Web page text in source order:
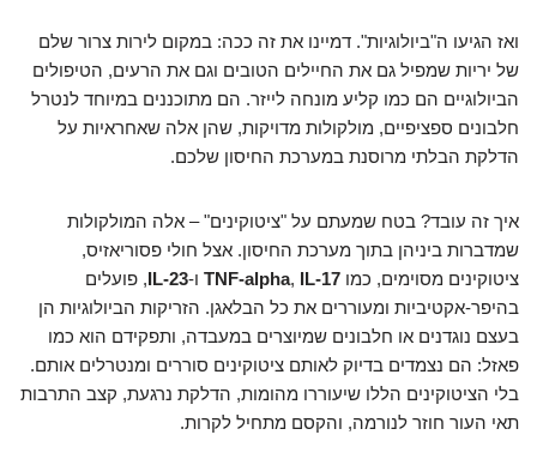
ואז הגיעו ה"ביולוגיות". דמיינו את זה ככה: במקום לירות צרור שלם
של יריות שמפיל גם את החיילים הטובים וגם את הרעים, הטיפולים
הביולוגיים הם כמו קליע מונחה לייזר. הם מתוכננים במיוחד לנטרל
חלבונים ספציפיים, מולקולות מדויקות, שהן אלה שאחראיות על
הדלקת הבלתי מרוסנת במערכת החיסון שלכם.
איך זה עובד? בטח שמעתם על "ציטוקינים" – אלה המולקולות
שמדברות ביניהן בתוך מערכת החיסון. אצל חולי פסוריאזיס,
ציטוקינים מסוימים, כמו
TNF-alpha, IL-17 ו-IL-23, פועלים
בהיפר-אקטיביות ומעוררים את כל הבלאגן. הזריקות הביולוגיות הן
בעצם נוגדנים או חלבונים שמיוצרים במעבדה, ותפקידם הוא כמו
פאזל: הם נצמדים בדיוק לאותם ציטוקינים סוררים ומנטרלים אותם.
בלי הציטוקינים הללו שיעוררו מהומות, הדלקת נרגעת, קצב התרבות
תאי העור חוזר לנורמה, והקסם מתחיל לקרות.